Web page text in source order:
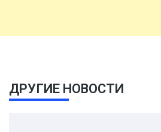
ДРУГИЕ НОВОСТИ